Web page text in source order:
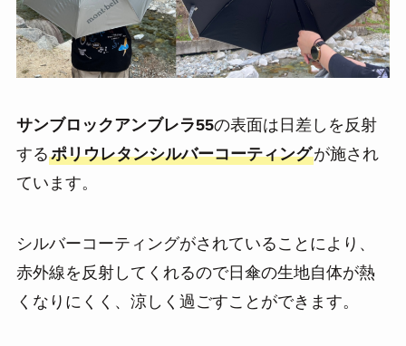
サンブロックアンブレラ55の表面は日差しを反射
するポリウレタンシルバーコーティングが施され
ています。
シルバーコーティングがされていることにより、
赤外線を反射してくれるので日傘の生地自体が熱
くなりにくく、涼しく過ごすことができます。